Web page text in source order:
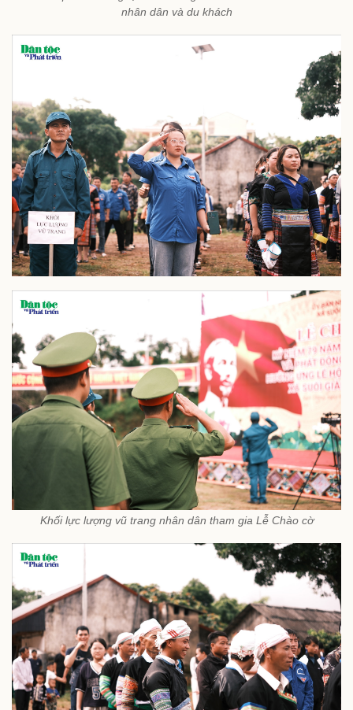
nhân dân và du khách
Khối lực lượng vũ trang nhân dân tham gia Lễ Chào cờ